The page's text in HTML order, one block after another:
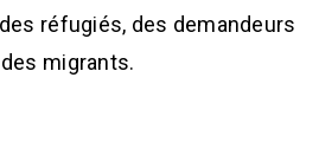
réfugiés, des demandeurs
migrants.